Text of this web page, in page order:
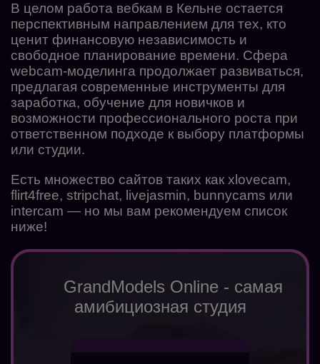
В целом работа вебкам в Кельне остается
перспективным направлением для тех, кто
ценит финансовую независимость и
свободное планирование времени. Сфера
webcam-моделинга продолжает развиваться,
предлагая современные инструменты для
заработка, обучение для новичков и
возможности профессионального роста при
ответственном подходе к выбору платформы
или студии.
Есть множество сайтов таких как xlovecam,
flirt4free, stripchat, livejasmin, bunnycams или
intercam — но мы вам рекомендуем список
ниже!
GrandModels Online - самая
амибициозная студия